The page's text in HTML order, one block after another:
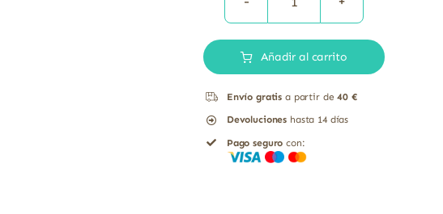
TOMATE
PELADO
cantidad
Añadir al carrito
Envío gratis a partir de40 €
Devoluciones hasta 14 días
Pago seguro con: